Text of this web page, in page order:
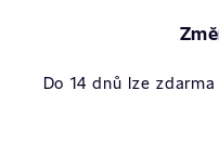
Do 14 dnů lze